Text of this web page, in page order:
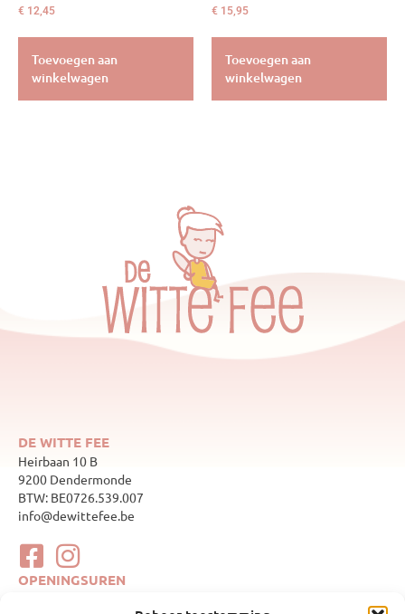
€ 12,45
Toevoegen aan
winkelwagen
€ 15,95
Toevoegen aan
winkelwagen
DE WITTE FEE
Heirbaan 10 B
9200 Dendermonde
BTW: BE0726.539.007
info@dewittefee.be
OPENINGSUREN